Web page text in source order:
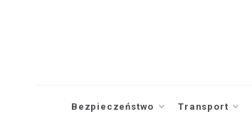
Bezpieczeństwo Transport